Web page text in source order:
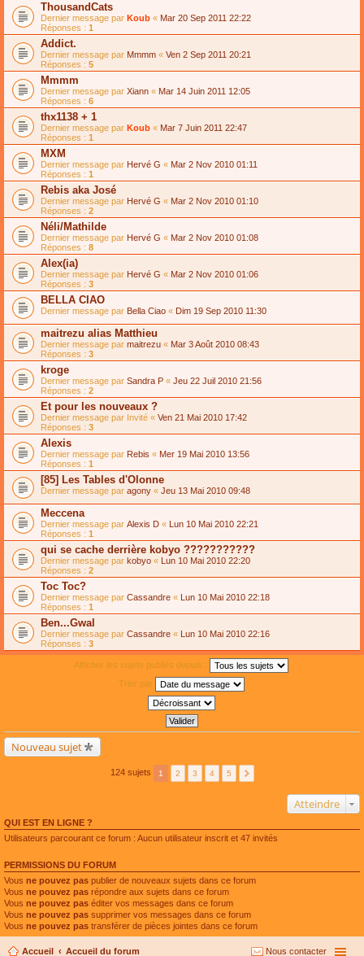
ThousandCats
Dernier message par Koub « Mar 20 Sep 2011 22:22
Réponses : 1
Addict.
Dernier message par Mmmm « Ven 2 Sep 2011 20:21
Réponses : 5
Mmmm
Dernier message par Xiann « Mar 14 Juin 2011 12:05
Réponses : 6
thx1138 + 1
Dernier message par Koub « Mar 7 Juin 2011 22:47
Réponses : 1
MXM
Dernier message par Hervé G « Mar 2 Nov 2010 01:11
Réponses : 1
Rebis aka José
Dernier message par Hervé G « Mar 2 Nov 2010 01:10
Réponses : 2
Néli/Mathilde
Dernier message par Hervé G « Mar 2 Nov 2010 01:08
Réponses : 8
Alex(ia)
Dernier message par Hervé G « Mar 2 Nov 2010 01:06
Réponses : 3
BELLA CIAO
Dernier message par Bella Ciao « Dim 19 Sep 2010 11:30
maitrezu alias Matthieu
Dernier message par maitrezu « Mar 3 Août 2010 08:43
Réponses : 3
kroge
Dernier message par Sandra P « Jeu 22 Juil 2010 21:56
Réponses : 2
Et pour les nouveaux ?
Dernier message par Invité « Ven 21 Mai 2010 17:42
Réponses : 3
Alexis
Dernier message par Rebis « Mer 19 Mai 2010 13:56
Réponses : 1
[85] Les Tables d'Olonne
Dernier message par agony « Jeu 13 Mai 2010 09:48
Meccena
Dernier message par Alexis D « Lun 10 Mai 2010 22:21
Réponses : 1
qui se cache derrière kobyo ???????????
Dernier message par kobyo « Lun 10 Mai 2010 22:20
Réponses : 2
Toc Toc?
Dernier message par Cassandre « Lun 10 Mai 2010 22:18
Réponses : 1
Ben...Gwal
Dernier message par Cassandre « Lun 10 Mai 2010 22:16
Réponses : 3
Afficher les sujets publiés depuis :
Trier par
Nouveau sujet
124 sujets 1 2 3 4 5
Atteindre
QUI EST EN LIGNE ?
Utilisateurs parcourant ce forum : Aucun utilisateur inscrit et 47 invités
PERMISSIONS DU FORUM
Vous ne pouvez pas publier de nouveaux sujets dans ce forum
Vous ne pouvez pas répondre aux sujets dans ce forum
Vous ne pouvez pas éditer vos messages dans ce forum
Vous ne pouvez pas supprimer vos messages dans ce forum
Vous ne pouvez pas transférer de pièces jointes dans ce forum
Accueil Accueil du forum Nous contacter